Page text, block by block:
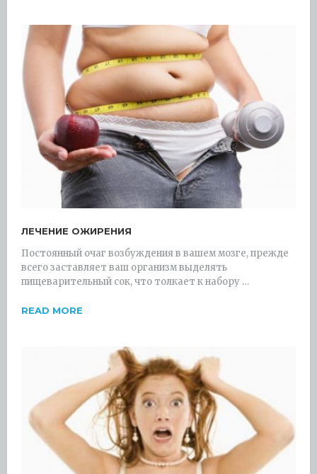
ЛЕЧЕНИЕ ОЖИРЕНИЯ
Постоянный очаг возбуждения в вашем мозге, прежде
всего заставляет ваш организм выделять
пищеварительный сок, что толкает к набору …
READ MORE